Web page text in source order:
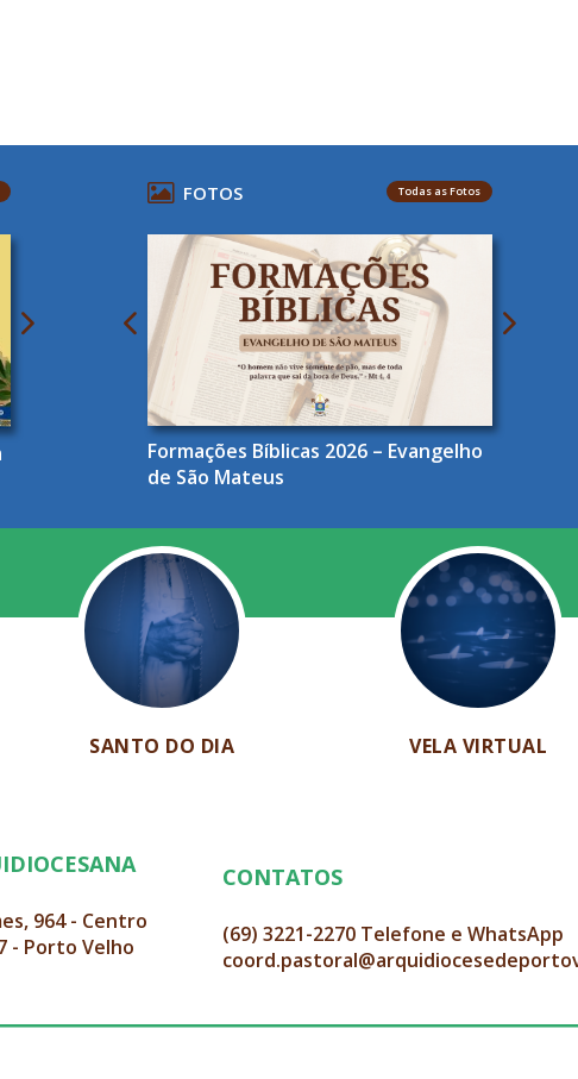
FOTOS Todas as Fotos
Formações Bíblicas 2026 – Evangelho
de São Mateus
SANTO DO DIA VELA VIRTUAL
964 - Centro
- Porto Velho
CONTATOS
(69) 3221-2270 Telefone e WhatsApp